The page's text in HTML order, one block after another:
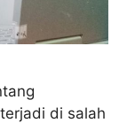
di salah